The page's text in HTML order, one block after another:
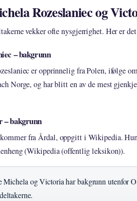
Rozeslaniec og
vekker ofte nysgjerrighet. Her er
– bakgrunn
er opprinnelig fra Polen, ifølge
Norge, og har blitt en av de mest
– bakgrunn
fra Årdal, oppgitt i Wikipedia.
(Wikipedia (offentlig leksikon)).
Michela og Victoria har bakgrunn utenfor